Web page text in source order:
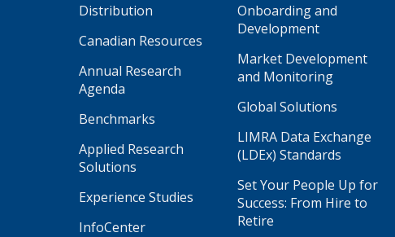
Distribution
Canadian Resources
Annual Research
Agenda
Benchmarks
Applied Research
Solutions
Experience Studies
InfoCenter
Onboarding and
Development
Market Development
and Monitoring
Global Solutions
LIMRA Data Exchange
(LDEx) Standards
Set Your People Up for
Success: From Hire to
Retire